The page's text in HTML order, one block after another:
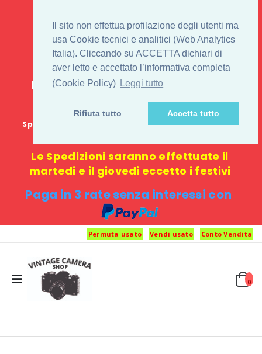
Il sito non effettua profilazione degli utenti ma
usa Cookie tecnici e analitici (Web Analytics
Italia). Cliccando su ACCETTA dichiari di
aver letto e accettato l’informativa completa
(Cookie Policy) Leggi tutto
Rifiuta tutto Accetta tutto
IL 1° STORE ON LINE
PENTAX USATO E
NUOVO
E-commerce 100% online: nessun
negozio fisico o punto di ritiro
Spedizione GRATUITA in Italia con spesa minima di
Le Spedizioni saranno effettuate il
martedi e il giovedi eccetto i festivi
Paga in 3 rate senza interessi con
Permuta usato Vendi usato Conto Vendita
0